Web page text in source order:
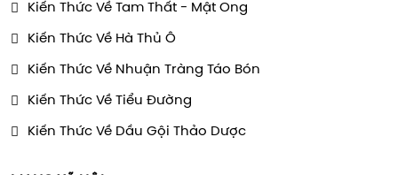
Kiến Thức Về Tam Thất - Mật Ong
Kiến Thức Về Hà Thủ Ô
Kiến Thức Về Nhuận Tràng Táo Bón
Kiến Thức Về Tiểu Đường
Kiến Thức Về Dầu Gội Thảo Dược